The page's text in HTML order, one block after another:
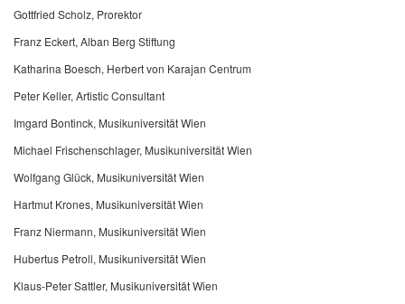
Gottfried Scholz, Prorektor
Franz Eckert, Alban Berg Stiftung
Katharina Boesch, Herbert von Karajan Centrum
Peter Keller, Artistic Consultant
Imgard Bontinck, Musikuniversität Wien
Michael Frischenschlager, Musikuniversität Wien
Wolfgang Glück, Musikuniversität Wien
Hartmut Krones, Musikuniversität Wien
Franz Niermann, Musikuniversität Wien
Hubertus Petroll, Musikuniversität Wien
Klaus-Peter Sattler, Musikuniversität Wien